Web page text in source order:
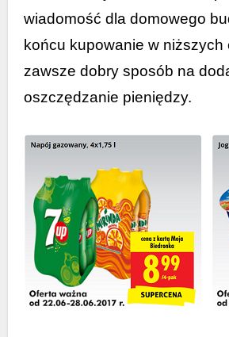
wiadomość dla domowego
końcu kupowanie w niższych
zawsze dobry sposób na
oszczędzanie pieniędzy.